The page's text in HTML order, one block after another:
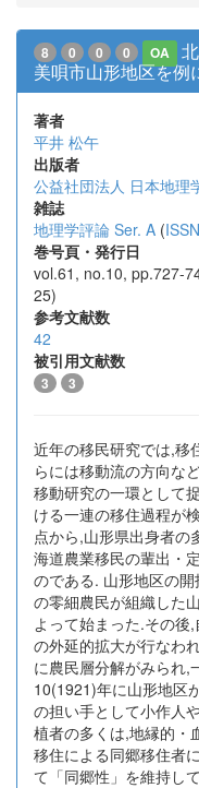
8 0 0 0 OA
美唄市山形地区を例
著者
平井 松午
出版者
公益社団法人 日本地理
雑誌
地理学評論 Ser. A (
巻号頁・発行日
vol.61, no.10, pp.727-
25)
参考文献数
42
被引用文献数
3 3
近年の移民研究では,移
らには移動流の方向な
移動研究の一環として
ける一連の移住過程が
点から,山形県出身者の
海道農業移民の輩出・
のである. 山形地区の
の零細農民が組織した
よって始まった.その後
の外延的拡大が行なわ
に農民層分解がみられ,
10(1921)年に山形地区
の担い手として小作人
植者の多くは,地縁的・
移住による同郷移住者
て「同郷性」を維持し